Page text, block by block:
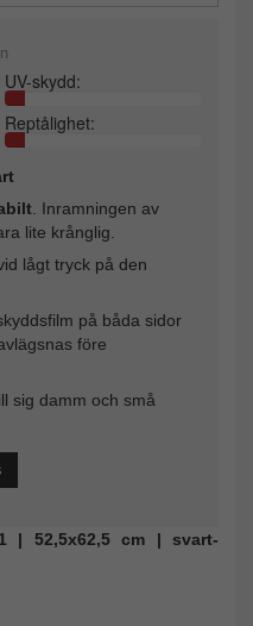
UV-skydd:
Reptålighet:
. Inramningen av
lite krånglig.
lågt tryck på den
på båda sidor
före
sig damm och små
| 52,5x62,5 cm | svart-